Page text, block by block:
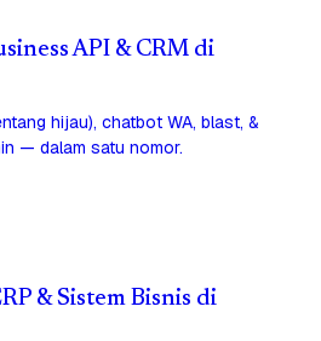
API & CRM di
hijau), chatbot WA, blast, &
— dalam satu nomor.
& Sistem Bisnis di